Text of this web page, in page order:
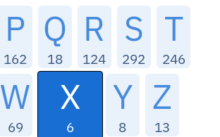
P
162
Q
18
R
124
S
292
T
246
W
69
X
6
Y
8
Z
13